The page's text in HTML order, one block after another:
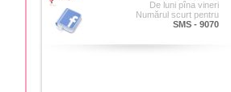
De luni pîna vineri
Numărul scurt pentru
SMS - 9070